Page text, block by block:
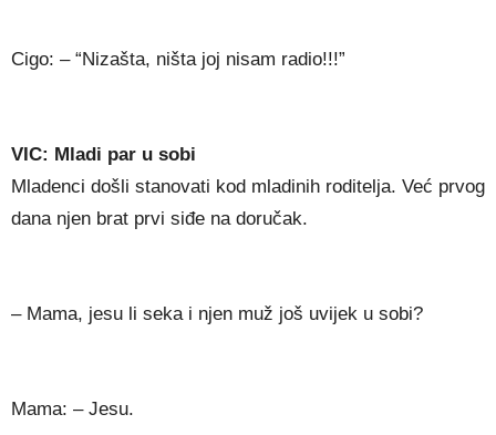
Cigo: – “Nizašta, ništa joj nisam radio!!!”
VIC: Mladi par u sobi
Mladenci došli stanovati kod mladinih roditelja. Već prvog
dana njen brat prvi siđe na doručak.
– Mama, jesu li seka i njen muž još uvijek u sobi?
Mama: – Jesu.